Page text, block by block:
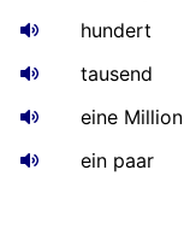
hundert
tausend
eine Million
ein paar